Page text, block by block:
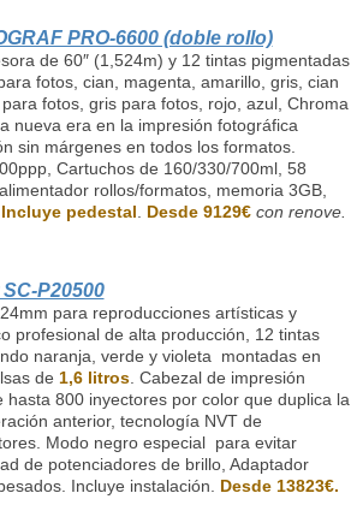
PRO-6600 (doble rollo)
de 60″ (1,524m) y 12 tintas pigmentadas
fotos, cian, magenta, amarillo, gris, cian
fotos, gris para fotos, rojo, azul, Chroma
nueva era en la impresión fotográfica
sin márgenes en todos los formatos.
Cartuchos de 160/330/700ml, 58
rollos/formatos, memoria 3GB,
Incluye pedestal. Desde 9129€ con renove.
P20500
para reproducciones artísticas y
profesional de alta producción, 12 tintas
naranja, verde y violeta montadas en
de 1,6 litros. Cabezal de impresión
hasta 800 inyectores por color que duplica la
anterior, tecnología NVT de
Modo negro especial para evitar
de potenciadores de brillo, Adaptador
Incluye instalación. Desde 13823€.